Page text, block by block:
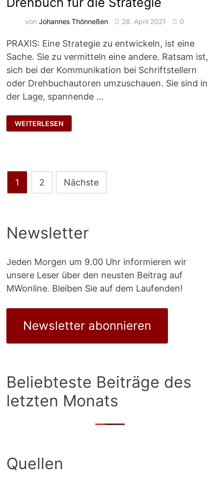
vonJohannes Thönneßen 28. April 2021 0
PRAXIS: Eine Strategie zu entwickeln, ist eine
Sache. Sie zu vermitteln eine andere. Ratsam ist,
sich bei der Kommunikation bei Schriftstellern
oder Drehbuchautoren umzuschauen. Sie sind in
der Lage, spannende …
DREHBUCH
FÜR
DIE
WEITERLESEN
Seitennummerierung
der
1 2 Nächste
Newsletter
Jeden Morgen um 9.00 Uhr informieren wir
unsere Leser über den neusten Beitrag auf
MWonline. Bleiben Sie auf dem Laufenden!
Newsletter abonnieren
Beliebteste Beiträge des
letzten Monats
Quellen